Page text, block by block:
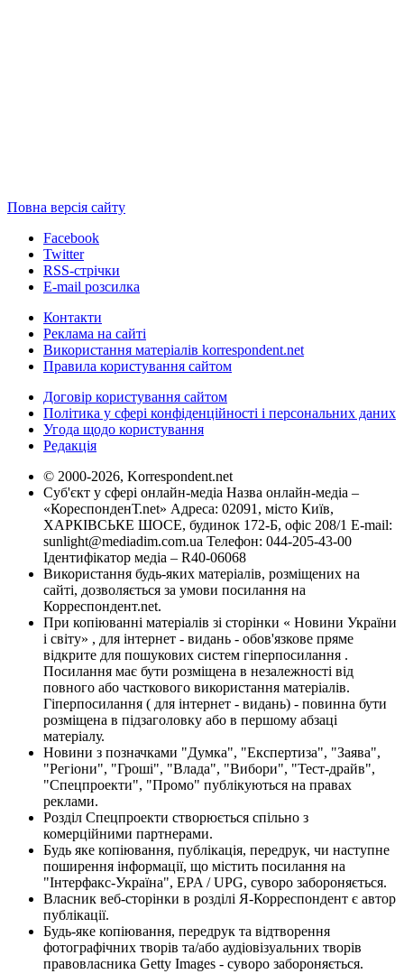
Повна версія сайту
Facebook
Twitter
RSS-стрічки
E-mail розсилка
Контакти
Реклама на сайті
Використання матеріалів korrespondent.net
Правила користування сайтом
Договір користування сайтом
Політика у сфері конфіденційності і персональних даних
Угода щодо користування
Редакція
© 2000-2026, Korrespondent.net
Суб'єкт у сфері онлайн-медіа Назва онлайн-медіа –
«КореспонденТ.net» Адреса: 02091, місто Київ,
ХАРКІВСЬКЕ ШОСЕ, будинок 172-Б, офіс 208/1 E-mail:
sunlight@mediadim.com.ua Телефон: 044-205-43-00
Ідентифікатор медіа – R40-06068
Використання будь-яких матеріалів, розміщених на
сайті, дозволяється за умови посилання на
Корреспондент.net.
При копіюванні матеріалів зі сторінки « Новини України
і світу» , для інтернет - видань - обов'язкове пряме
відкрите для пошукових систем гіперпосилання .
Посилання має бути розміщена в незалежності від
повного або часткового використання матеріалів.
Гіперпосилання ( для інтернет - видань) - повинна бути
розміщена в підзаголовку або в першому абзаці
матеріалу.
Новини з позначками "Думка", "Експертиза", "Заява",
"Регіони", "Гроші", "Влада", "Вибори", "Тест-драйв",
"Спецпроекти", "Промо" публікуються на правах
реклами.
Розділ Спецпроекти створюється спільно з
комерційними партнерами.
Будь яке копіювання, публікація, передрук, чи наступне
поширення інформації, що містить посилання на
"Інтерфакс-Україна", EPA / UPG, суворо забороняється.
Власник веб-сторінки в розділі Я-Корреспондент є автор
публікації.
Будь-яке копіювання, передрук та відтворення
фотографічних творів та/або аудіовізуальних творів
правовласника Getty Images - суворо забороняється.